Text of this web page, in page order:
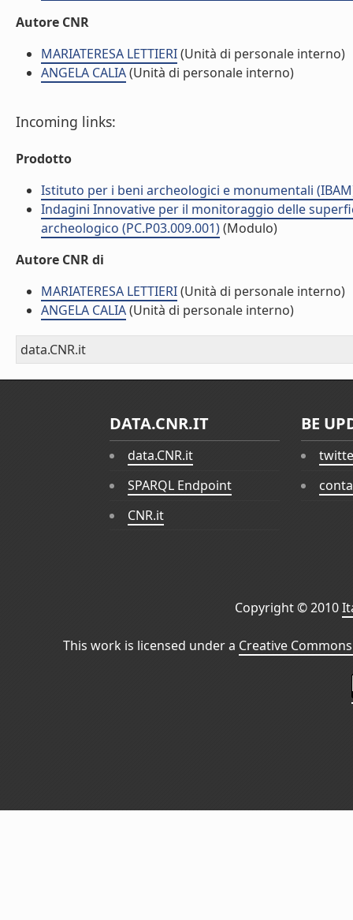
Autore CNR
MARIATERESA LETTIERI(Unità di personale interno)
ANGELA CALIA(Unità di personale interno)
Incoming links:
Prodotto
Istituto per i beni archeologici e monumentali
Indagini Innovative per il monitoraggio delle
archeologico (PC.P03.009.001)(Modulo)
Autore CNR di
MARIATERESA LETTIERI(Unità di personale interno)
ANGELA CALIA(Unità di personale interno)
data.CNR.it
DATA.CNR.IT
data.CNR.it
SPARQL Endpoint
CNR.it
BE
Copyright © 2010
This work is licensed under a Creative